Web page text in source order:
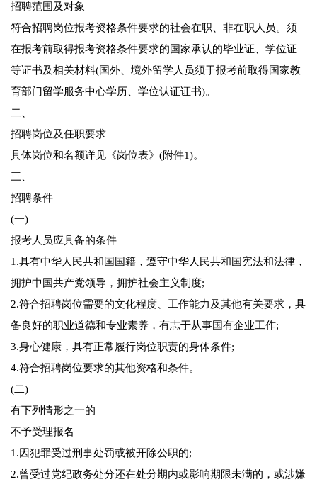
招聘范围及对象
符合招聘岗位报考资格条件要求的社会在职、非在职人员。须
在报考前取得报考资格条件要求的国家承认的毕业证、学位证
等证书及相关材料(国外、境外留学人员须于报考前取得国家教
育部门留学服务中心学历、学位认证证书)。
二、
招聘岗位及任职要求
具体岗位和名额详见《岗位表》(附件1)。
三、
招聘条件
(一)
报考人员应具备的条件
1.具有中华人民共和国国籍，遵守中华人民共和国宪法和法律，
拥护中国共产党领导，拥护社会主义制度;
2.符合招聘岗位需要的文化程度、工作能力及其他有关要求，具
备良好的职业道德和专业素养，有志于从事国有企业工作;
3.身心健康，具有正常履行岗位职责的身体条件;
4.符合招聘岗位要求的其他资格和条件。
(二)
有下列情形之一的
不予受理报名
1.因犯罪受过刑事处罚或被开除公职的;
2.曾受过党纪政务处分还在处分期内或影响期限未满的，或涉嫌